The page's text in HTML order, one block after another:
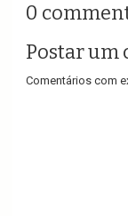
0
Postar um
Comentários com